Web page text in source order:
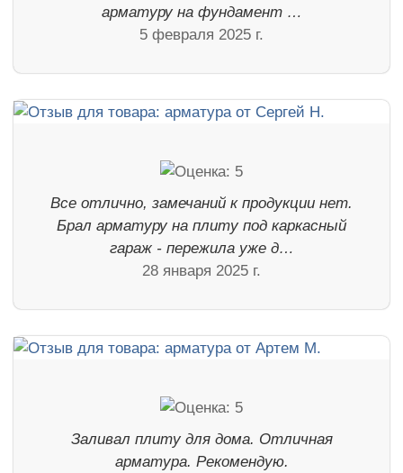
арматуру на фундамент …
5 февраля 2025 г.
Все отлично, замечаний к продукции нет.
Брал арматуру на плиту под каркасный
гараж - пережила уже д…
28 января 2025 г.
Заливал плиту для дома. Отличная
арматура. Рекомендую.